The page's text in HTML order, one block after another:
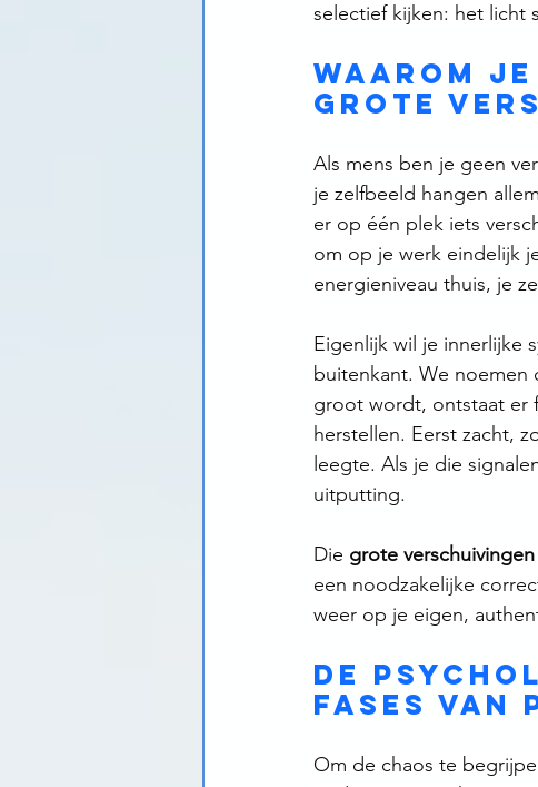
selectief kijken: het licht
Waarom
grote
Als mens ben je geen
je zelfbeeld hangen
er op één plek iets
om op je werk eindelijk
energieniveau thuis, je
Eigenlijk wil je innerlijke
buitenkant. We noemen
groot wordt, ontstaat er
herstellen. Eerst zacht,
leegte. Als je die
uitputting.
Die grote verschuivingen
een noodzakelijke
weer op je eigen,
De
fases
Om de chaos te